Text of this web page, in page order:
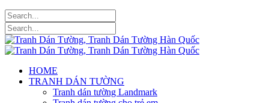
HOME
TRANH DÁN TƯỜNG
Tranh dán tường Landmark